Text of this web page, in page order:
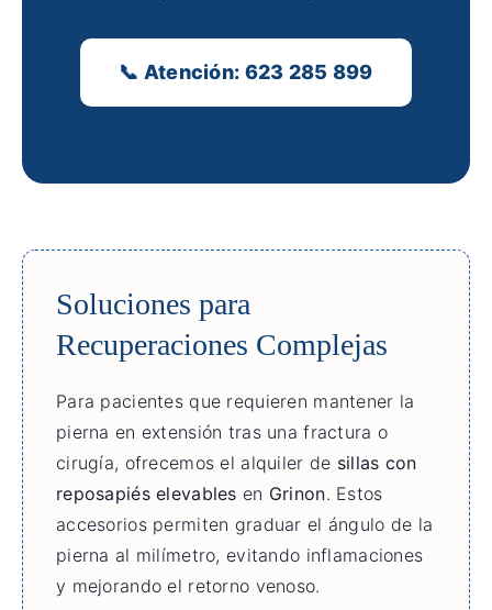
📞 Atención: 623 285 899
Soluciones para
Recuperaciones Complejas
Para pacientes que requieren mantener la
pierna en extensión tras una fractura o
cirugía, ofrecemos el alquiler de sillas con
reposapiés elevables en Grinon. Estos
accesorios permiten graduar el ángulo de la
pierna al milímetro, evitando inflamaciones
y mejorando el retorno venoso.